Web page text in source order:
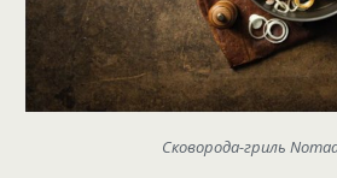
Сковорода-гриль